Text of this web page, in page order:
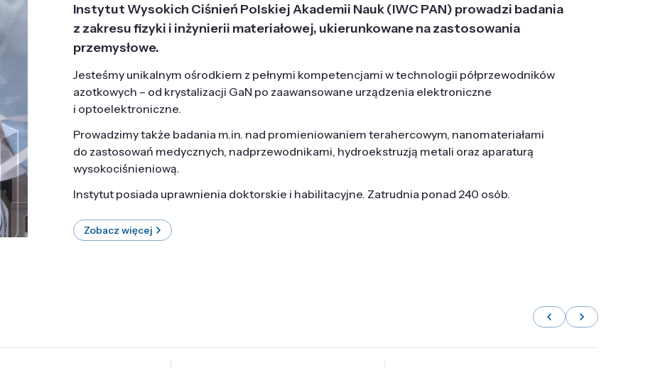
Instytut Wysokich Ciśnień Polskiej Akademii Nauk (IWC PAN) prowadzi badania
z zakresu fizyki i inżynierii materiałowej, ukierunkowane na zastosowania
przemysłowe.
Jesteśmy unikalnym ośrodkiem z pełnymi kompetencjami w technologii półprzewodników
azotkowych – od krystalizacji GaN po zaawansowane urządzenia elektroniczne
i optoelektroniczne.
Prowadzimy także badania m.in. nad promieniowaniem terahercowym, nanomateriałami
do zastosowań medycznych, nadprzewodnikami, hydroekstruzją metali oraz aparaturą
wysokociśnieniową.
Instytut posiada uprawnienia doktorskie i habilitacyjne. Zatrudnia ponad 240 osób.
Zobacz więcej